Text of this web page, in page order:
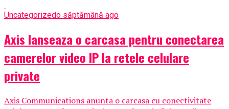
Uncategorizedo săptămână ago
Axis lanseaza o carcasa pentru conectarea
camerelor video IP la retele celulare
private
Axis Communications anunta o carcasa cu conectivitate